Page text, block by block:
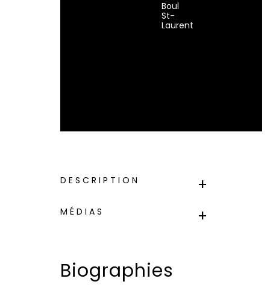
Boul
St-
Laurent
DESCRIPTION
MÉDIAS
Biographies